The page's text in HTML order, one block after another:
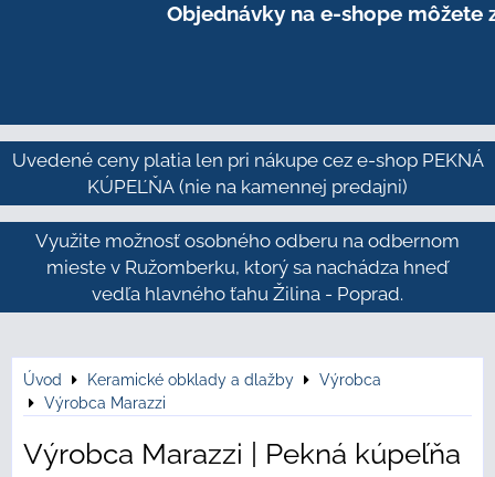
Objednávky na e-shope môžete
Uvedené ceny platia len pri nákupe cez e-shop PEKNÁ
KÚPEĽŇA (nie na kamennej predajni)
Využite možnosť osobného odberu na odbernom
mieste v Ružomberku, ktorý sa nachádza hneď
vedľa hlavného ťahu Žilina - Poprad.
Úvod Keramické obklady a dlažby
Výrobca
Výrobca Marazzi
Výrobca Marazzi | Pekná kúpeľňa